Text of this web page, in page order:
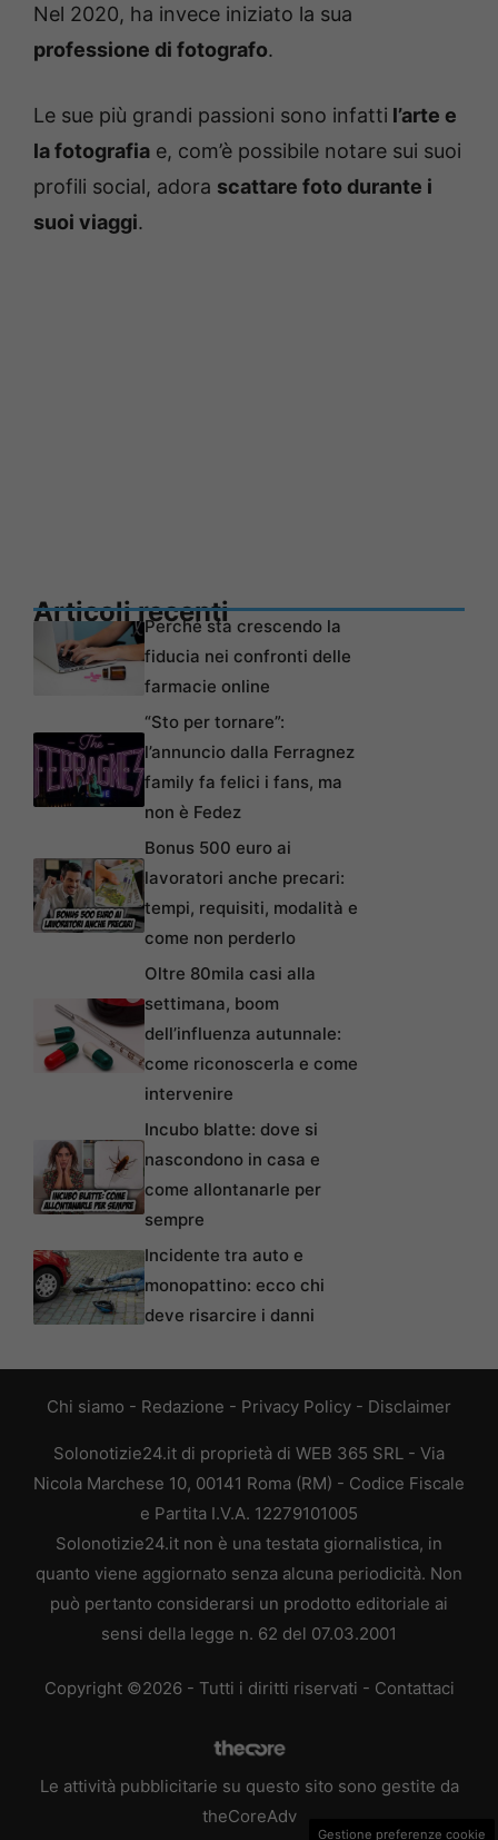
Nel 2020, ha invece iniziato la sua
professione di fotografo.
Le sue più grandi passioni sono infatti l’arte e
la fotografia e, com’è possibile notare sui suoi
profili social, adora scattare foto durante i
suoi viaggi.
Articoli recentiPerché sta crescendo la
fiducia nei confronti delle
farmacie online
“Sto per tornare”:
l’annuncio dalla Ferragnez
family fa felici i fans, ma
non è Fedez
Bonus 500 euro ai
lavoratori anche precari:
tempi, requisiti, modalità e
come non perderlo
Oltre 80mila casi alla
settimana, boom
dell’influenza autunnale:
come riconoscerla e come
intervenire
Incubo blatte: dove si
nascondono in casa e
come allontanarle per
sempre
Incidente tra auto e
monopattino: ecco chi
deve risarcire i danni
Chi siamo - Redazione - Privacy Policy - Disclaimer
Solonotizie24.it di proprietà di WEB 365 SRL - Via
Nicola Marchese 10, 00141 Roma (RM) - Codice Fiscale
e Partita I.V.A. 12279101005
Solonotizie24.it non è una testata giornalistica, in
quanto viene aggiornato senza alcuna periodicità. Non
può pertanto considerarsi un prodotto editoriale ai
sensi della legge n. 62 del 07.03.2001
Copyright ©2026 - Tutti i diritti riservati - Contattaci
Le attività pubblicitarie su questo sito sono gestite da
theCoreAdv
Gestione preferenze cookie